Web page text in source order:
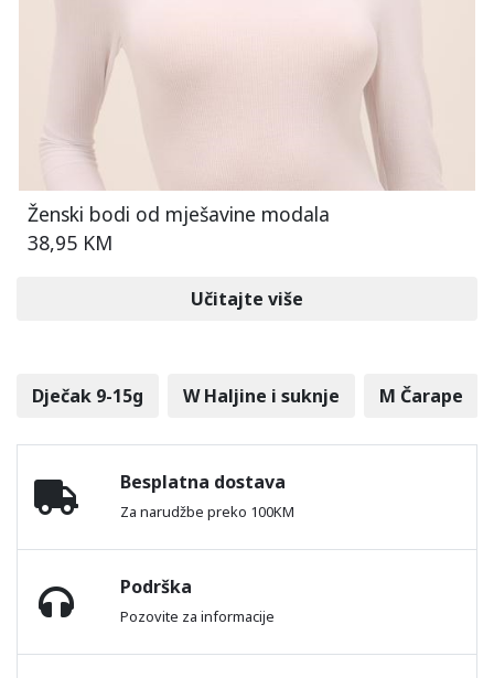
Ženski bodi od mješavine modala
38,95 KM
Učitajte više
Dječak 9-15g W Haljine i suknje M Čarape
Besplatna dostava
Za narudžbe preko 100KM
Podrška
Pozovite za informacije